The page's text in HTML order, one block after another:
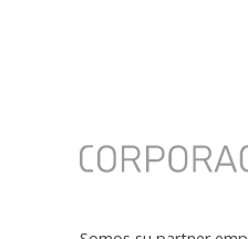
Informe
de